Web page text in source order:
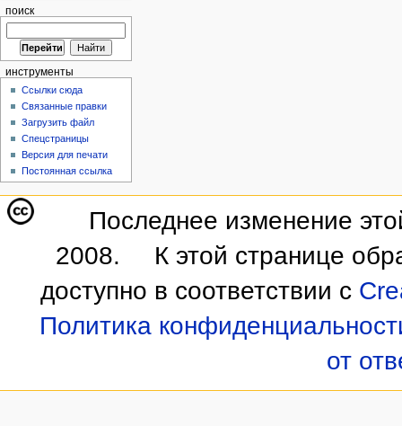
поиск
инструменты
Ссылки сюда
Связанные правки
Загрузить файл
Спецстраницы
Версия для печати
Постоянная ссылка
Последнее изменение
2008.
К этой странице
доступно в соответствии с
Политика
от